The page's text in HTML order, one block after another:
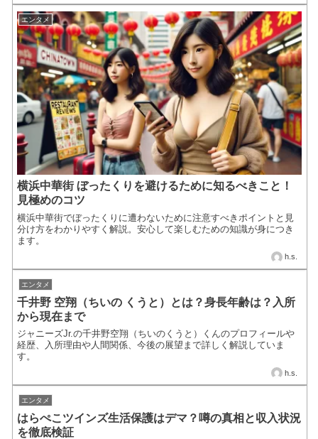
エンタメ
横浜中華街 ぼったくりを避けるために知るべきこと！
見極めのコツ
横浜中華街でぼったくりに遭わないために注意すべきポイントと見
分け方をわかりやすく解説。安心して楽しむための知識が身につき
ます。
h.s.
エンタメ
千井野 空翔（ちいの くうと）とは？身長年齢は？入所
から現在まで
ジャニーズJr.の千井野空翔（ちいのくうと）くんのプロフィールや
経歴、入所理由や人間関係、今後の展望まで詳しく解説していま
す。
h.s.
エンタメ
はらぺこツインズ生活保護はデマ？噂の真相と収入状況
を徹底検証